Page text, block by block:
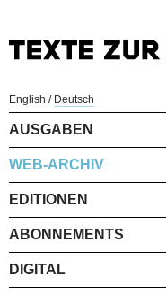
English / Deutsch
AUSGABEN
WEB-ARCHIV
EDITIONEN
ABONNEMENTS
DIGITAL